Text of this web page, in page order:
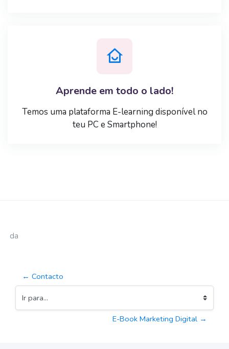
Aprende em todo o lado!
Temos uma plataforma E-learning disponível no
teu PC e Smartphone!
da
← Contacto
Ir para...
E-Book Marketing Digital →